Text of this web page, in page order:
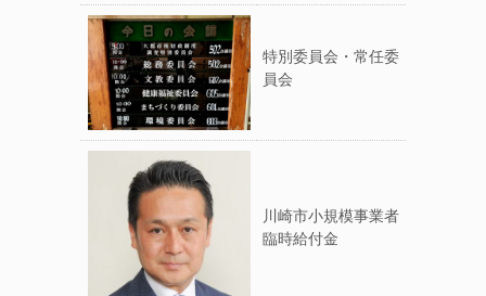
特別委員会・常任委
員会
川崎市小規模事業者
臨時給付金